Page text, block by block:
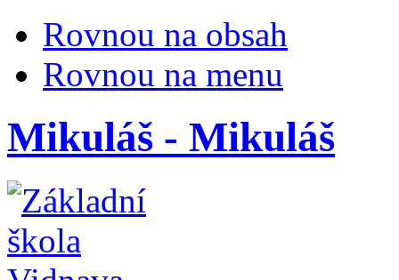
Rovnou na obsah
Rovnou na menu
Mikuláš - Mikuláš